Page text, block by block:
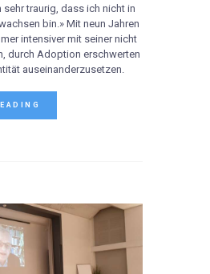
traurig, dass ich nicht in
bin.» Mit neun Jahren
intensiver mit seiner nicht
durch Adoption erschwerten
auseinanderzusetzen.